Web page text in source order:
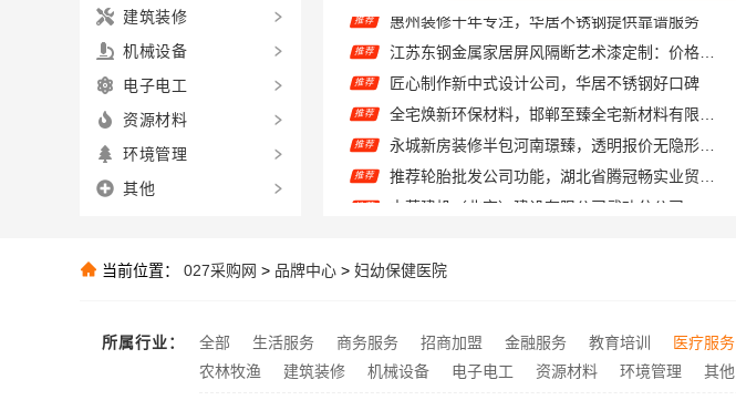
推荐
推荐 匠心制作新中式设计公司，华居不锈钢好口碑
推荐
推荐 永城新房装修半包河南璟臻，透明报价无隐形消费
推荐 推荐轮胎批发公司功能，湖北省腾冠畅实业贸易有限公司全链路服务
推荐 中蓝建投（北京）建设有限公司武功分公司-卧室改造智能家居
推荐 嘉兴家美建材科技嘉善改造施工预算透明
推荐 江苏靠谱家装口碑怎么样？常州宜居佳装饰真实评价
推荐 惠州装修十年专注，华居不锈钢提供靠谱服务
建筑装修
机械设备
电子电工
资源材料
环境管理
其他
当前位置： 027采购网 > 品牌中心 > 妇幼保健医院
所属行业： 全部 生活服务 商务服务 招商加盟 金融服务 教育培训 医疗服务
农林牧渔
建筑装修 机械设备 电子电工 资源材料 环境管理 其他